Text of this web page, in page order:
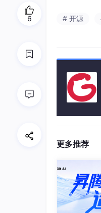
GPL /
2. 路径二
遇到非标
案：
- 步骤二
任向上
- 步骤三
程过程
# 开源
更多推荐
6